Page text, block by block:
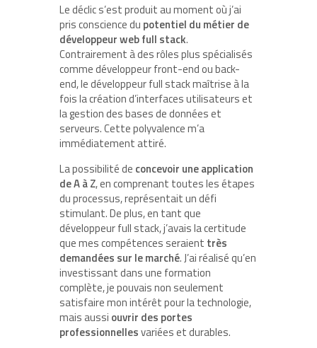
Le déclic s’est produit au moment où j’ai
pris conscience du potentiel du métier de
développeur web full stack.
Contrairement à des rôles plus spécialisés
comme développeur front-end ou back-
end, le développeur full stack maîtrise à la
fois la création d’interfaces utilisateurs et
la gestion des bases de données et
serveurs. Cette polyvalence m’a
immédiatement attiré.
La possibilité de concevoir une application
de A à Z, en comprenant toutes les étapes
du processus, représentait un défi
stimulant. De plus, en tant que
développeur full stack, j’avais la certitude
que mes compétences seraient très
demandées sur le marché. J’ai réalisé qu’en
investissant dans une formation
complète, je pouvais non seulement
satisfaire mon intérêt pour la technologie,
mais aussi ouvrir des portes
professionnellesvariées et durables.